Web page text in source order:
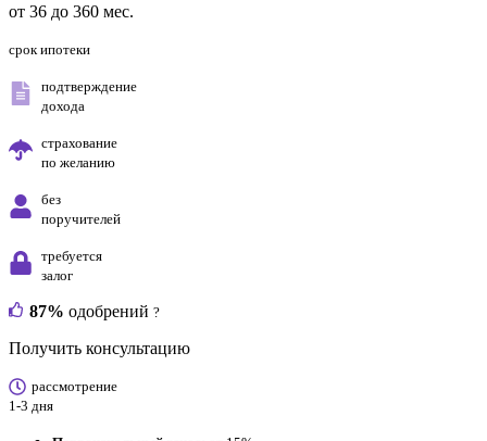
от 36 до 360 мес.
срок ипотеки
подтверждение
дохода
страхование
по желанию
без
поручителей
требуется
залог
87% одобрений ?
Получить консультацию
рассмотрение
1-3 дня